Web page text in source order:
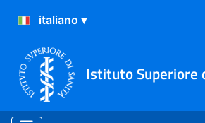
Istituto Superiore